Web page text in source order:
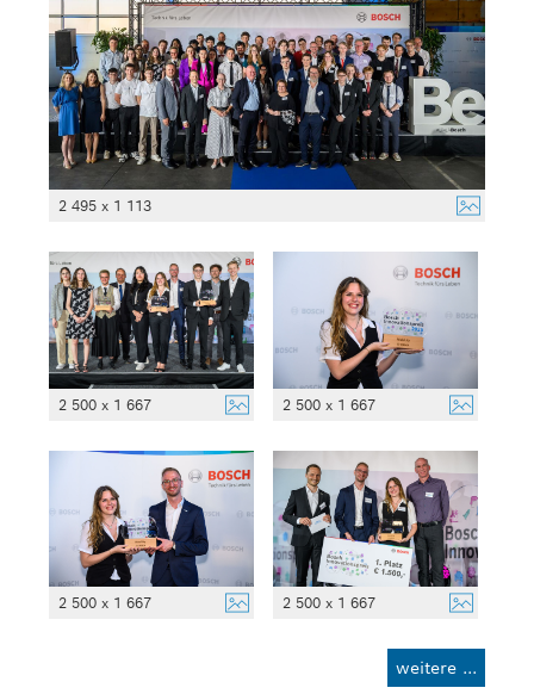
2 495 x 1 113
2 500 x 1 667 2 500 x 1 667
2 500 x 1 667 2 500 x 1 667
weitere ...